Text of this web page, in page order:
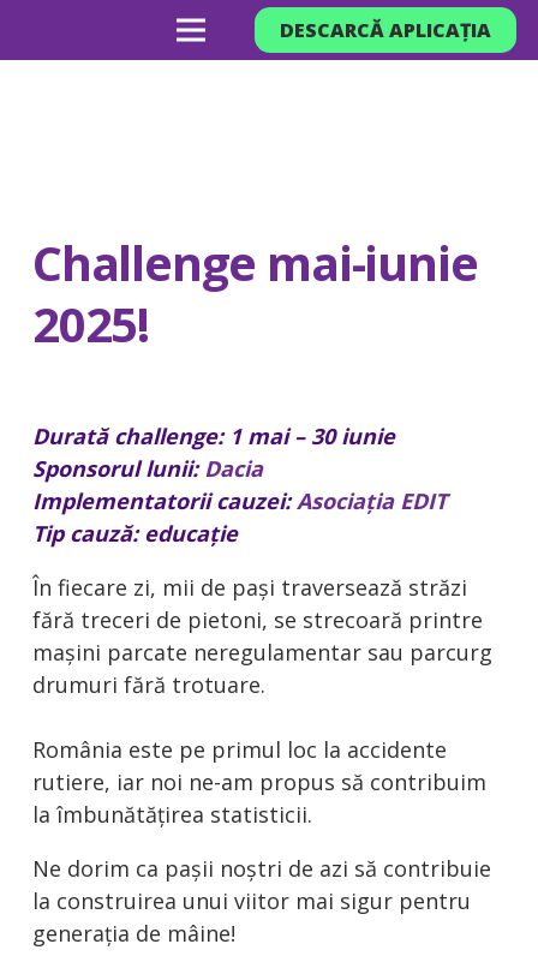
DESCARCĂ APLICAȚIA
Challenge mai-iunie
2025!
Durată challenge: 1 mai – 30 iunie
Sponsorul lunii:Dacia
Implementatorii cauzei:Asociația EDIT
Tip cauză:educație
În fiecare zi, mii de pași traversează străzi
fără treceri de pietoni, se strecoară printre
mașini parcate neregulamentar sau parcurg
drumuri fără trotuare.
România este pe primul loc la accidente
rutiere, iar noi ne-am propus să contribuim
la îmbunătățirea statisticii.
Ne dorim ca pașii noștri de azi să contribuie
la construirea unui viitor mai sigur pentru
generația de mâine!